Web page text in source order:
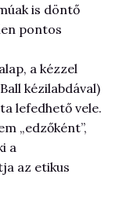
is döntő
pontos
a kézzel
kézilabdával)
lefedhető vele.
„edzőként”,
a
az etikus